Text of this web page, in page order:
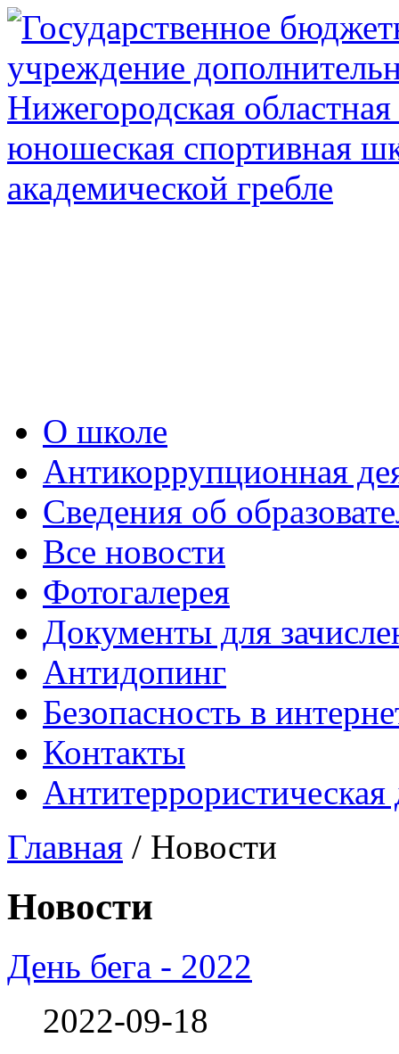
О школе
Антикоррупционная
Сведения об
Все новости
Фотогалерея
Документы для
Антидопинг
Безопасность в
Контакты
Антитеррористическая
Главная / Новости
Новости
День бега - 2022
2022-09-18